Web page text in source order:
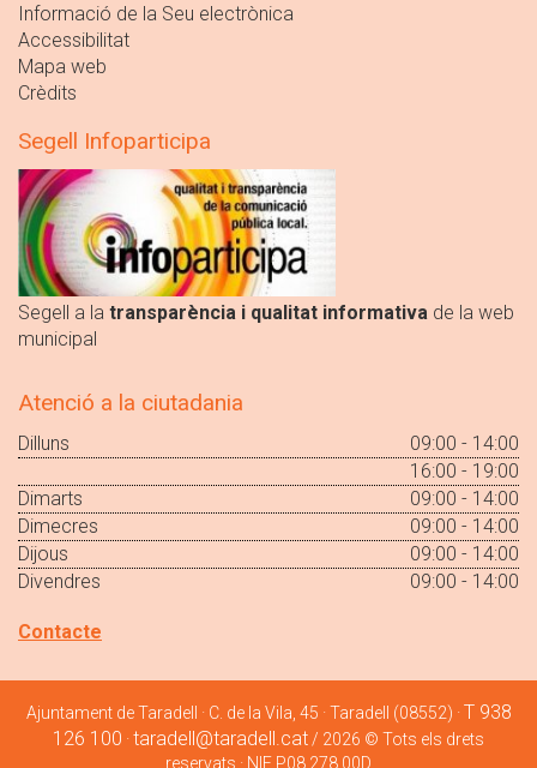
Informació de la Seu electrònica
Accessibilitat
Mapa web
Crèdits
Segell Infoparticipa
Segell a la transparència i qualitat informativa de la web
municipal
Atenció a la ciutadania
Dilluns
09:00 - 14:00
16:00 - 19:00
Dimarts
09:00 - 14:00
Dimecres
09:00 - 14:00
Dijous
09:00 - 14:00
Divendres
09:00 - 14:00
Contacte
Ajuntament de Taradell · C. de la Vila, 45 · Taradell (08552) ·T 938
126 100 ·taradell@taradell.cat / 2026 © Tots els drets
reservats · NIF P08.278.00D